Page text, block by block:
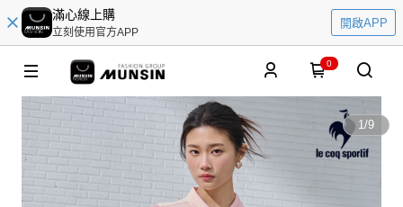
滿心線上購
立刻使用官方APP
開啟APP
0
1/9